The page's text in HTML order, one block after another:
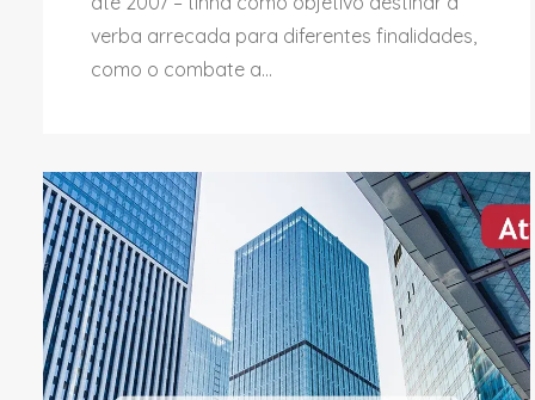
verba arrecada para diferentes finalidades,
como o combate a...